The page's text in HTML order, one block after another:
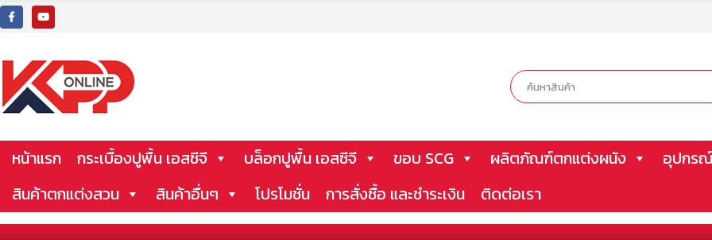
หน้าแรก กระเบื้องปูพื้น เอสซีจี บล็อกปูพื้น เอสซีจี ขอบ SCG ผลิตภัณฑ์ตกแต่งผนัง อุปกร
สินค้าตกแต่งสวน
สินค้าอื่นๆ โปรโมชั่น การสั่งซื้อ และชำระเงิน ติดต่อเรา